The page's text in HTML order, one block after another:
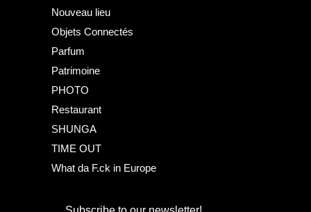
Nouveau lieu
Objets Connectés
Parfum
Patrimoine
PHOTO
Restaurant
SHUNGA
TIME OUT
What da F.ck in Europe